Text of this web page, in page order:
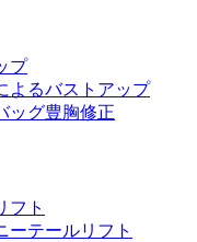
プ
よるバストアップ
ッグ豊胸修正
フト
ーテールリフト